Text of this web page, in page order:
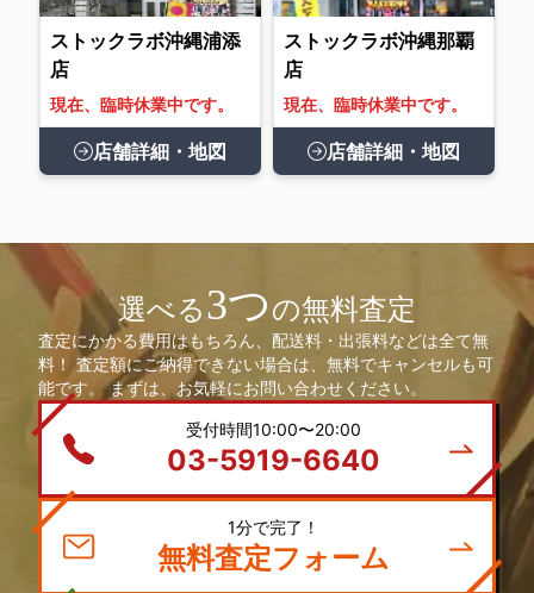
ストックラボ沖縄浦添
店
現在、臨時休業中です。
店舗詳細・地図
ストックラボ沖縄那覇
店
現在、臨時休業中です。
店舗詳細・地図
選べる3つの無料査定
査定にかかる費用はもちろん、配送料・出張料などは全て無
料！ 査定額にご納得できない場合は、無料でキャンセルも可
能です。 まずは、お気軽にお問い合わせください。
受付時間10:00〜20:00
03-5919-6640
1分で完了！
無料査定フォーム